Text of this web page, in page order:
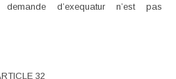
d’exequatur n’est pas
32